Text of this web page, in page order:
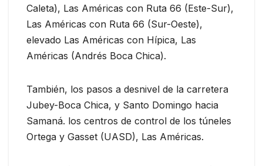
Caleta), Las Américas con Ruta 66 (Este-Sur),
Las Américas con Ruta 66 (Sur-Oeste),
elevado Las Américas con Hípica, Las
Américas (Andrés Boca Chica).
También, los pasos a desnivel de la carretera
Jubey-Boca Chica, y Santo Domingo hacia
Samaná. los centros de control de los túneles
Ortega y Gasset (UASD), Las Américas.